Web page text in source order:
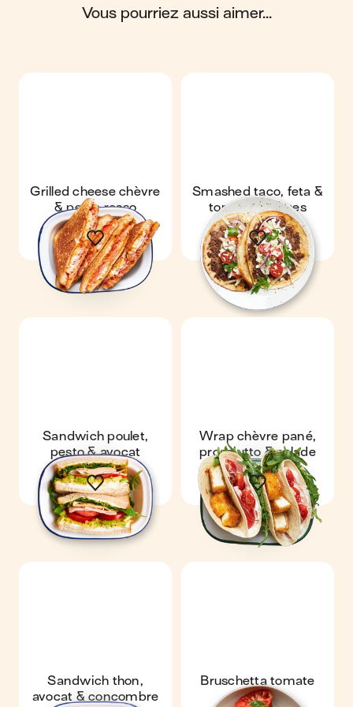
Scores calculés par
vous pourriez aussi aimer...
Grilled cheese chèvre
& pesto rosso
Smashed taco, feta &
tomates cerises
Sandwich poulet,
pesto & avocat
Wrap chèvre pané,
prosciutto & salade
Sandwich thon,
avocat & concombre
Bruschetta tomate
mozza